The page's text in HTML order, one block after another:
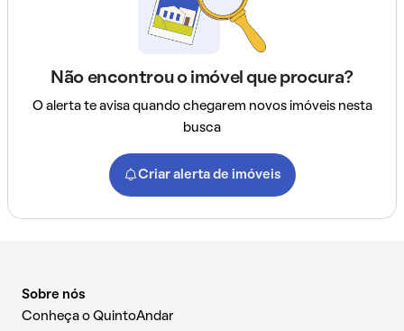
Não encontrou o imóvel que procura?
O alerta te avisa quando chegarem novos imóveis nesta
busca
Criar alerta de imóveis
Sobre nós
Conheça o QuintoAndar